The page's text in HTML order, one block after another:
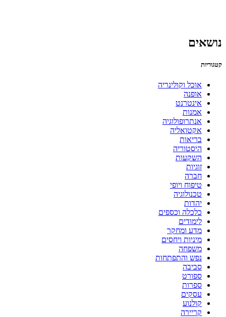
נושאים
קטגוריות
אוכל וקולינריה
אופנה
אינטרנט
אמנות
אנתרופולוגיה
אקטואליה
בריאות
היסטוריה
השקעות
זוגיות
חברה
טיפוח ויופי
טכנולוגיה
יהדות
כלכלה וכספים
לימודים
מדע ומחקר
מיניות ויחסים
משפחה
נפש והתפתחות
סביבה
ספורט
ספרות
עסקים
קולנוע
קריירה